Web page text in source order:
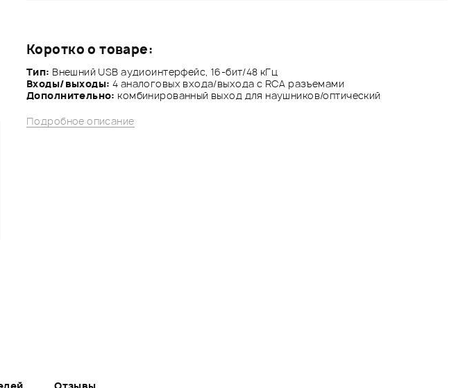
Коротко о товаре:
Тип: Внешний USB аудиоинтерфейс, 16-бит/48 кГц
Входы/выходы: 4 аналоговых входа/выхода с RCA разъемами
Дополнительно: комбинированный выход для наушников/оптический
Подробное описание